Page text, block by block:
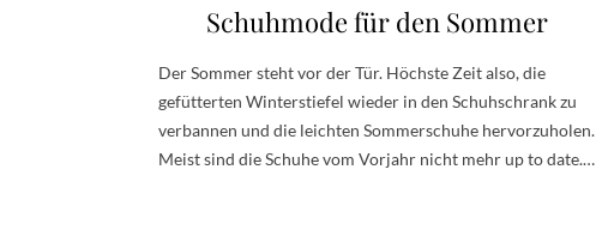
Schuhmode für den Sommer
Der Sommer steht vor der Tür. Höchste Zeit also, die
gefütterten Winterstiefel wieder in den Schuhschrank zu
verbannen und die leichten Sommerschuhe hervorzuholen.
Meist sind die Schuhe vom Vorjahr nicht mehr up to date.…